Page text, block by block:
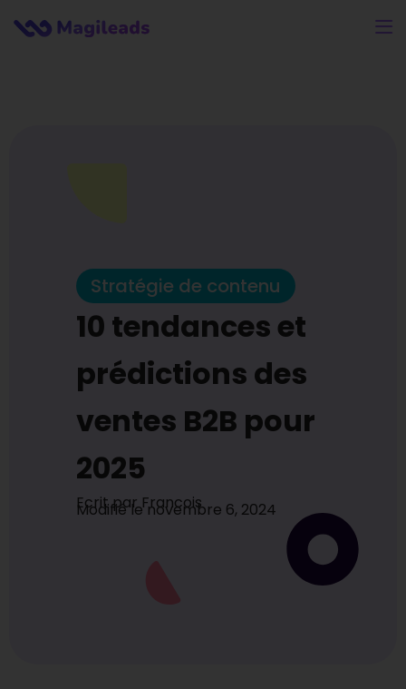
Stratégie de contenu
10 tendances et
prédictions des
ventes B2B pour
2025
Ecrit parFrancois
Modifié le novembre 6, 2024